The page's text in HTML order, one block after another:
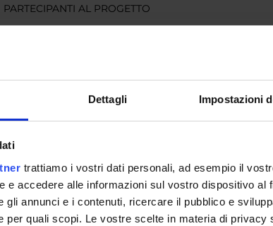
Dettagli Impostazioni
trattiamo i vostri dati personali, ad esempio il
e accedere alle informazioni sul vostro dispositivo al
gli annunci e i contenuti, ricercare il pubblico e
per quali scopi. Le vostre scelte in materia di privacy
PARTECIPANTI AL PROGETTO